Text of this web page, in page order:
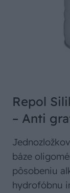
Repol
– Anti
báze
pôsobeniu
hydrofóbnu